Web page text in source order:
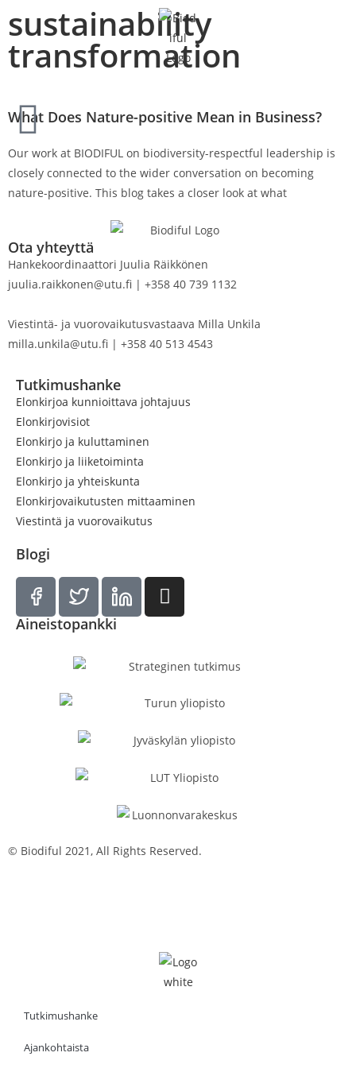
sustainability
transformation
What Does Nature-positive Mean in Business?
Our work at BIODIFUL on biodiversity-respectful leadership is
closely connected to the wider conversation on becoming
nature-positive. This blog takes a closer look at what
Ota yhteyttä
Hankekoordinaattori Juulia Räikkönen
juulia.raikkonen@utu.fi | +358 40 739 1132
Viestintä- ja vuorovaikutusvastaava Milla Unkila
milla.unkila@utu.fi | +358 40 513 4543
Tutkimushanke
Elonkirjoa kunnioittava johtajuus
Elonkirjovisiot
Elonkirjo ja kuluttaminen
Elonkirjo ja liiketoiminta
Elonkirjo ja yhteiskunta
Elonkirjovaikutusten mittaaminen
Viestintä ja vuorovaikutus
Blogi
Aineistopankki
© Biodiful 2021, All Rights Reserved.
Tutkimushanke
Ajankohtaista